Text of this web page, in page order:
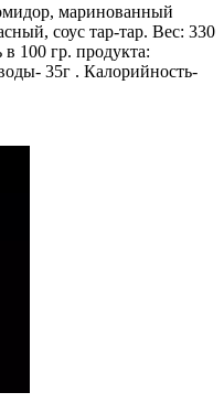
маринованный
соус тар-тар. Вес: 330
100 гр. продукта:
35г . Калорийность-